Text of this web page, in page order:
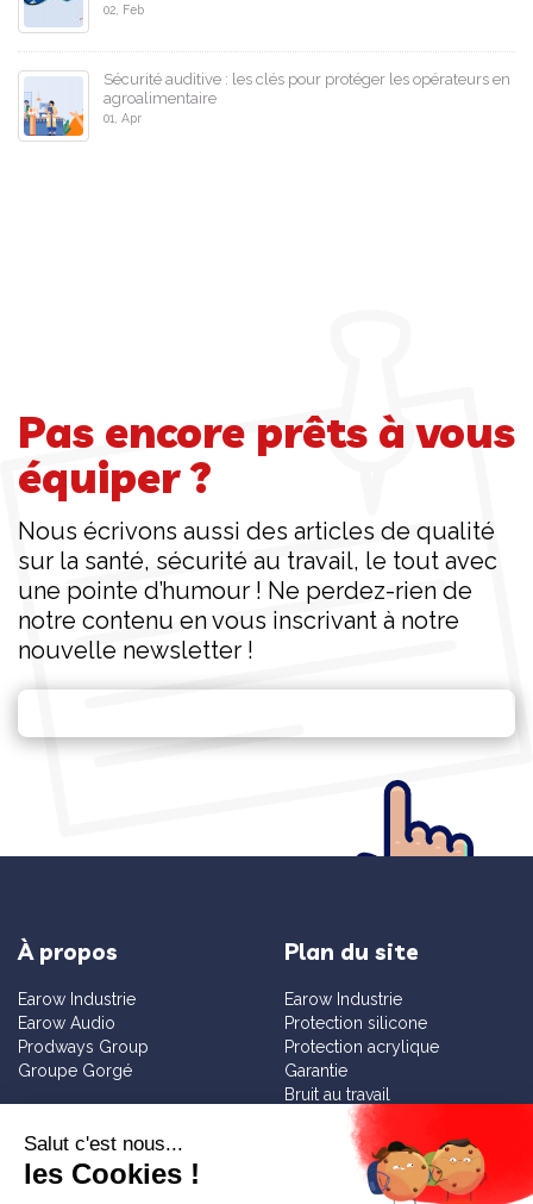
02, Feb
Sécurité auditive : les clés pour protéger les opérateurs en
agroalimentaire
01, Apr
Pas encore prêts à vous
équiper ?
Nous écrivons aussi des articles de qualité
sur la santé, sécurité au travail, le tout avec
une pointe d’humour ! Ne perdez-rien de
notre contenu en vous inscrivant à notre
nouvelle newsletter !
À propos
Earow Industrie
Earow Audio
Prodways Group
Groupe Gorgé
Plan du site
Earow Industrie
Protection silicone
Protection acrylique
Garantie
Bruit au travail
Sensibilisation
Services Informations